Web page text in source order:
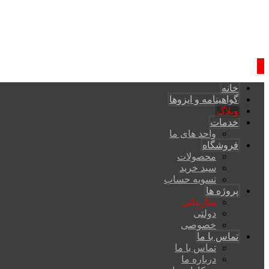
خانه
گواهینامه و ایزوها
وبلاگ
خدمات
واحد های ما
فروشگاه
محصولات
سبد خرید
تسویه حساب
پروژه ها
سازمانی
دولتی
خصوصی
تماس با ما
تماس با ما
درباره ما